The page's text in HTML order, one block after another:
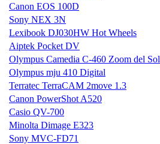
Canon EOS 100D
Sony NEX 3N
Lexibook DJ030HW Hot Wheels
Aiptek Pocket DV
Olympus Camedia C-460 Zoom del Sol
Olympus mju 410 Digital
Terratec TerraCAM 2move 1.3
Canon PowerShot A520
Casio QV-700
Minolta Dimage E323
Sony MVC-FD71